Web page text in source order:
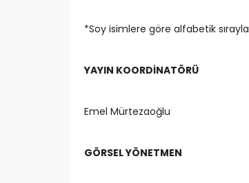
*Soy isimlere göre alfabetik sırayla
YAYIN KOORDİNATÖRÜ
Emel Mürtezaoğlu
GÖRSEL YÖNETMEN